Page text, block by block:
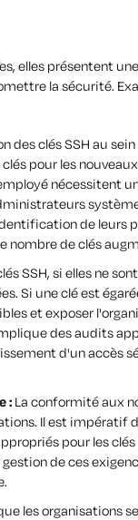
elles présentent
la sécurité.
des clés SSH au
pour les
nécessitent
de leurs
nombre de clés
SSH, si elles ne
Si une clé est
et exposer
des audits
d'un accès
: La conformité aux
Il est impératif
pour les
de ces
les organisations